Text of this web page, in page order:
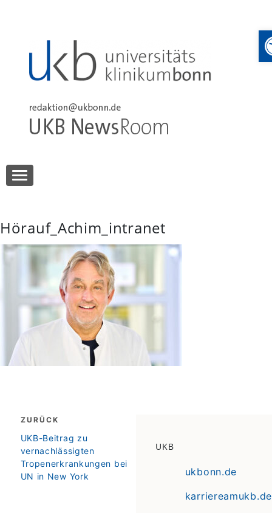
UKB NewsRoom
Hörauf_Achim_intranet
Beitragsnavigation
ZURÜCK
zurück
UKB-Beitrag zu
vernachlässigten
Tropenerkrankungen bei
UN in New York
UKB
ukbonn.de
karriereamukb.de